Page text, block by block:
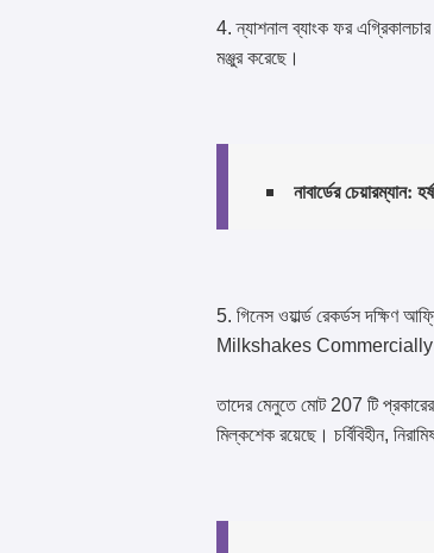
4. ন্যাশনাল ব্যাংক ফর
মঞ্জুর করেছে।
নাবার্ডের চেয়ারম্যান:
5. গিনেস ওয়ার্ল্ড রেকর্ডস দক্ষিণ
Milkshakes Commercially
তাদের মেনুতে মোট 207 টি
মিল্কশেক রয়েছে। চর্বিবিহীন,